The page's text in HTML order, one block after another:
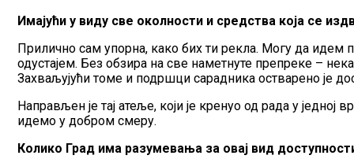
Имајући у виду све околности и средства која се
Прилично сам упорна, како бих ти рекла. Могу да идем
одустајем. Без обзира на све наметнуте препреке –
Захваљујући томе и подршци сарадника остварено је
Направљен је тај атеље, који је кренуо од рада у
идемо у добром смеру.
Колико Град има разумевања за овај вид